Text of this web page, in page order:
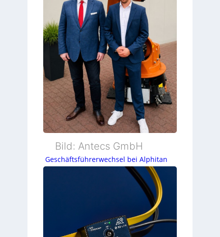
Bild: Antecs GmbH
Geschäftsführerwechsel bei Alphitan